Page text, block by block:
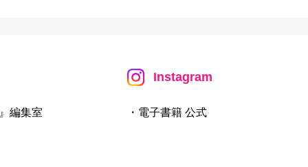
編集室
Instagram
・電子書籍 公式